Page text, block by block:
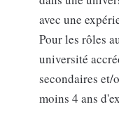
avec une
Pour les rôles
université
secondaires et/
moins 4 ans